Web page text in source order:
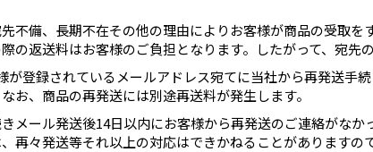
不備、長期不在その他の理由によりお客様が商品の受取
の返送料はお客様のご負担となります。したがって、宛先
が登録されているメールアドレス宛てに当社から再発送手
お、商品の再発送には別途再送料が発生します。
きメール発送後14日以内にお客様から再発送のご連絡がな
再々発送等それ以上の対応はできかねることがありますの